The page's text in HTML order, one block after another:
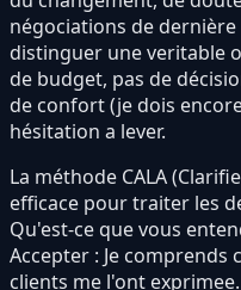
négociations de
distinguer une veritable
de budget, pas de
de confort (je dois
hésitation a lever.
La méthode CALA
efficace pour traiter les
Qu'est-ce que vous
Accepter : Je
clients me l'ont